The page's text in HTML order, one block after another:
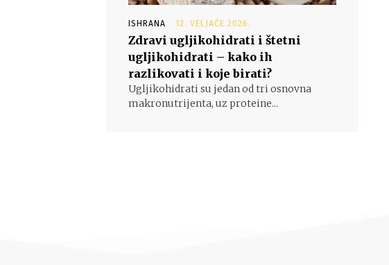
ISHRANA 12. VELJAČE 2026.
Zdravi ugljikohidrati i štetni
ugljikohidrati – kako ih
razlikovati i koje birati?
Ugljikohidrati su jedan od tri osnovna
makronutrijenta, uz proteine...